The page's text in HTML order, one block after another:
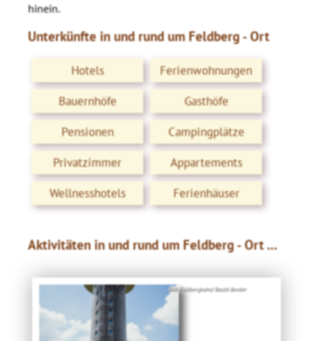
hinein.
Unterkünfte in und rund um Feldberg - Ort
Hotels
Ferienwohnungen
Bauernhöfe
Gasthöfe
Pensionen
Campingplätze
Privatzimmer
Appartements
Wellnesshotels
Ferienhäuser
Aktivitäten in und rund um Feldberg - Ort ...
Bild: Feldbergbahn/ Baschi Bender